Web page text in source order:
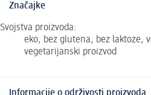
Značajke
Svojstva proizvoda:
eko, bez glutena, bez laktoze,
vegetarijanski proizvod